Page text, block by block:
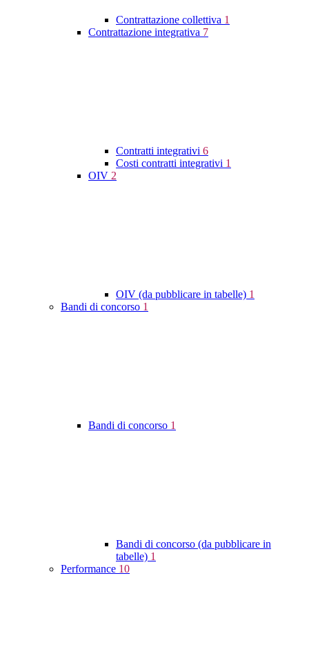
Contrattazione collettiva 1
Contrattazione integrativa 7
Contratti integrativi 6
Costi contratti integrativi 1
OIV 2
OIV (da pubblicare in tabelle) 1
Bandi di concorso 1
Bandi di concorso 1
Bandi di concorso (da pubblicare in
tabelle) 1
Performance 10